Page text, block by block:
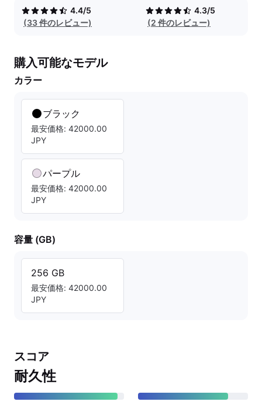
4.4/5
(33 件のレビュー)
4.3/5
(2 件のレビュー)
購入可能なモデル
カラー
ブラック
最安価格: 42000.00
JPY
パープル
最安価格: 42000.00
JPY
容量 (GB)
256 GB
最安価格: 42000.00
JPY
スコア
耐久性